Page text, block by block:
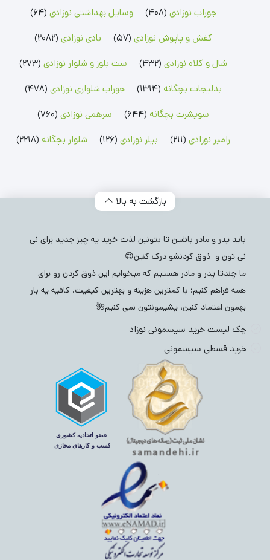
جوراب نوزادی (408) وسایل بهداشتی نوزادی (64)
کفش و پاپوش نوزادی (57) بادی نوزادی (2082)
شال و کلاه نوزادی (432) ست بلوز و شلوار نوزادی (273)
بدلیجات بچگانه (1314) جوراب شلواری نوزادی (478)
سویشرت بچگانه (644) سرهمی نوزادی (760)
رامپر نوزادی (211) بیلر نوزادی (126) شلوار بچگانه (2218)
بازگشت به بالا
باید پدر و مادر باشین تا بتونین لذت خرید یه چیز جدید برای نی
نی تون و ذوق کردنشو درک کنین😍
ما چندتا پدر و مادر هستیم که میخوایم این ذوق کردن رو برای
همه فراهم کنیم؛ با کمترین هزینه و بهترین کیفیت. کافیه یه بار
بهمون اعتماد کنین، پشیمونتون نمی کنیم🌺
چک لیست خرید سیسمونی نوزاد
خرید قسطی سیسمونی